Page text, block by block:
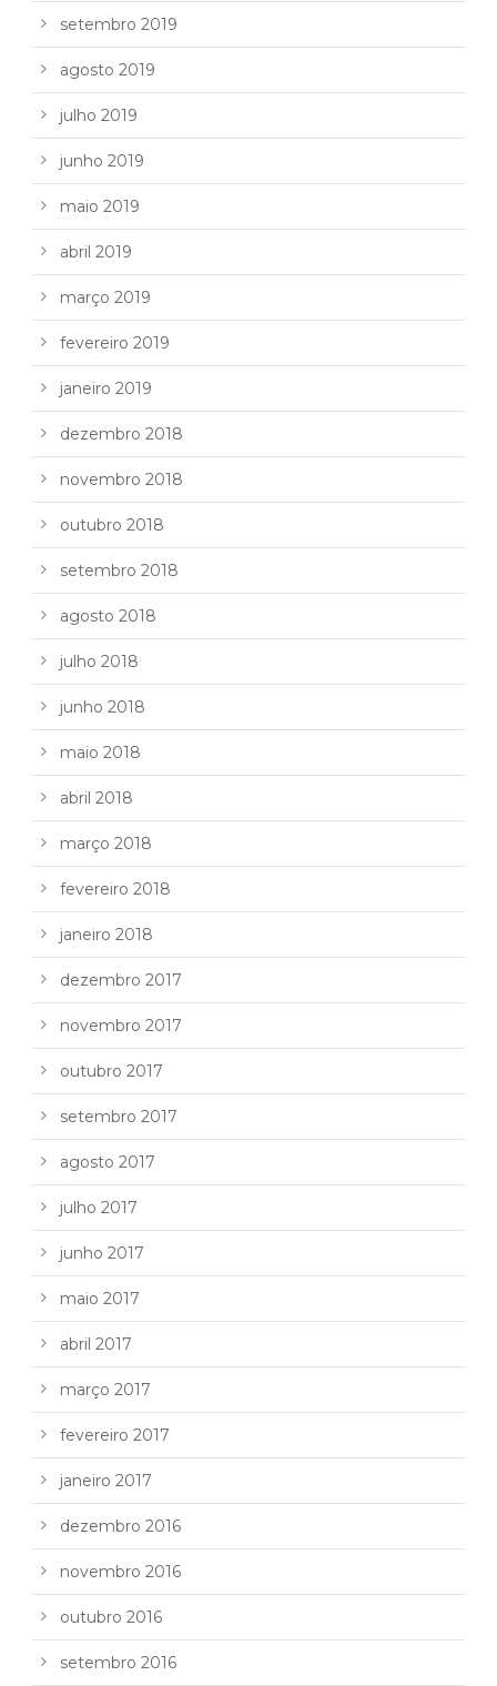
setembro 2019
agosto 2019
julho 2019
junho 2019
maio 2019
abril 2019
março 2019
fevereiro 2019
janeiro 2019
dezembro 2018
novembro 2018
outubro 2018
setembro 2018
agosto 2018
julho 2018
junho 2018
maio 2018
abril 2018
março 2018
fevereiro 2018
janeiro 2018
dezembro 2017
novembro 2017
outubro 2017
setembro 2017
agosto 2017
julho 2017
junho 2017
maio 2017
abril 2017
março 2017
fevereiro 2017
janeiro 2017
dezembro 2016
novembro 2016
outubro 2016
setembro 2016